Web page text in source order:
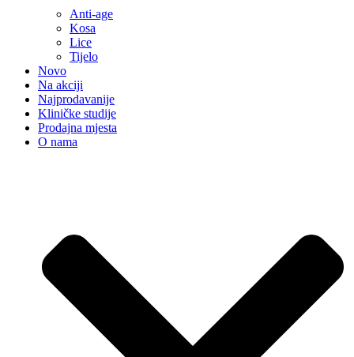
Anti-age
Kosa
Lice
Tijelo
Novo
Na akciji
Najprodavanije
Kliničke studije
Prodajna mjesta
O nama